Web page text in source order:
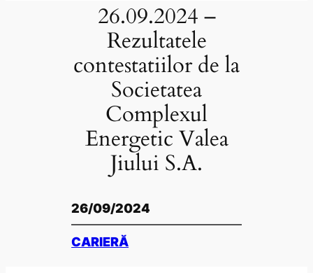
26.09.2024 –
Rezultatele
contestatiilor de la
Societatea
Complexul
Energetic Valea
Jiului S.A.
26/09/2024
CARIERĂ